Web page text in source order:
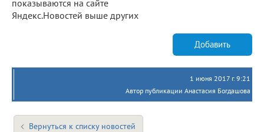
показываются на сайте
Яндекс.Новостей выше других
Добавить
1 июня 2017 г. 9:21
Автор публикации Анастасия Богдашова
Вернуться к списку новостей